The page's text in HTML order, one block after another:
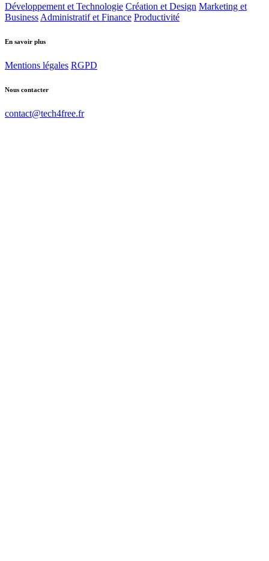
Développement et Technologie Création et Design Marketing et
Business Administratif et Finance Productivité
En savoir plus
Mentions légales RGPD
Nous contacter
contact@tech4free.fr